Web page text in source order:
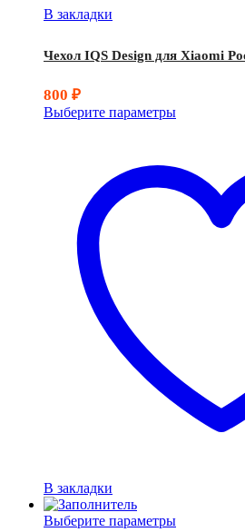
В закладки
Чехол IQS Design для Xiaomi
800 ₽
Выберите параметры
В закладки
Выберите параметры